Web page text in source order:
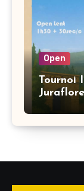
Open
Tournoi